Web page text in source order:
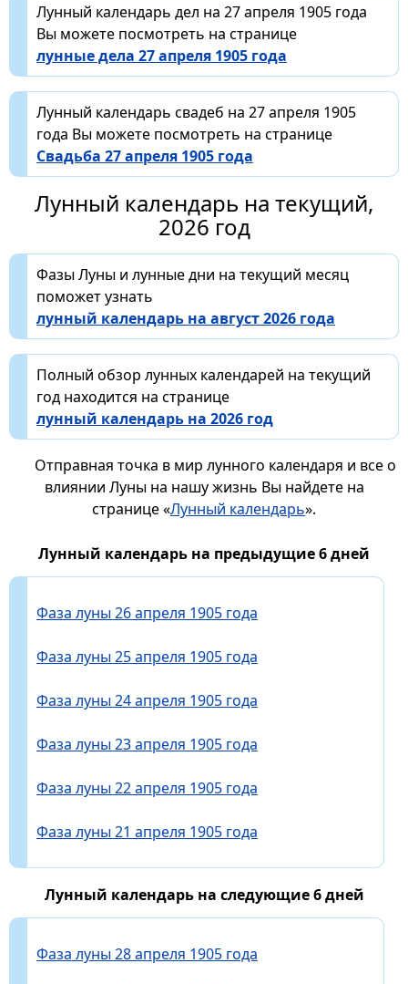
Лунный календарь дел на 27 апреля 1905 года
Вы можете посмотреть на странице
лунные дела 27 апреля 1905 года
Лунный календарь свадеб на 27 апреля 1905
года Вы можете посмотреть на странице
Свадьба 27 апреля 1905 года
Лунный календарь на текущий,
2026 год
Фазы Луны и лунные дни на текущий месяц
поможет узнать
лунный календарь на август 2026 года
Полный обзор лунных календарей на текущий
год находится на странице
лунный календарь на 2026 год
Отправная точка в мир лунного календаря и все о
влиянии Луны на нашу жизнь Вы найдете на
странице «Лунный календарь».
Лунный календарь на предыдущие 6 дней
Фаза луны 26 апреля 1905 года
Фаза луны 25 апреля 1905 года
Фаза луны 24 апреля 1905 года
Фаза луны 23 апреля 1905 года
Фаза луны 22 апреля 1905 года
Фаза луны 21 апреля 1905 года
Лунный календарь на следующие 6 дней
Фаза луны 28 апреля 1905 года